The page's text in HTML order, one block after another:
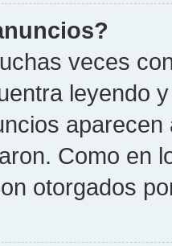
veces
leyendo
Como en
otorgados